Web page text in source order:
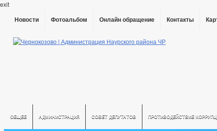
exit
Новости Фотоальбом Онлайн обращение Контакты
ОБЩЕЕ АДМИНИСТРАЦИЯ СОВЕТ ДЕПУТАТОВ ПРОТИВОДЕЙСТВИЕ